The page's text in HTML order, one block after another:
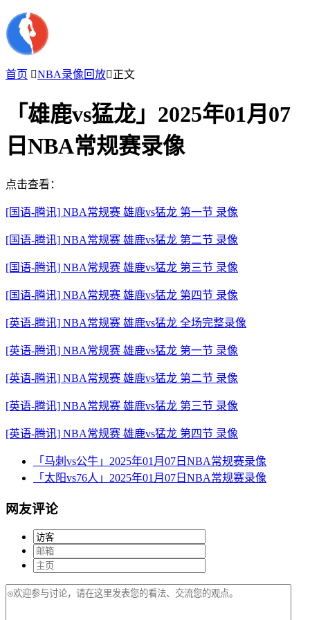
首页 NBA录像回放正文
「雄鹿vs猛龙」2025年01月07
日NBA常规赛录像
点击查看：
[国语-腾讯] NBA常规赛 雄鹿vs猛龙 第一节 录像
[国语-腾讯] NBA常规赛 雄鹿vs猛龙 第二节 录像
[国语-腾讯] NBA常规赛 雄鹿vs猛龙 第三节 录像
[国语-腾讯] NBA常规赛 雄鹿vs猛龙 第四节 录像
[英语-腾讯] NBA常规赛 雄鹿vs猛龙 全场完整录像
[英语-腾讯] NBA常规赛 雄鹿vs猛龙 第一节 录像
[英语-腾讯] NBA常规赛 雄鹿vs猛龙 第二节 录像
[英语-腾讯] NBA常规赛 雄鹿vs猛龙 第三节 录像
[英语-腾讯] NBA常规赛 雄鹿vs猛龙 第四节 录像
「马刺vs公牛」2025年01月07日NBA常规赛录像
「太阳vs76人」2025年01月07日NBA常规赛录像
网友评论